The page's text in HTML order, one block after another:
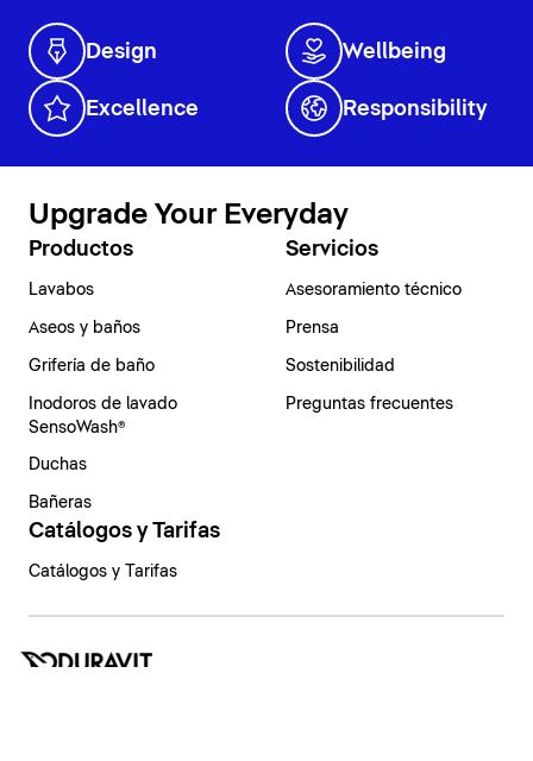
Design Wellbeing
Excellence Responsibility
Upgrade Your Everyday
Productos
Lavabos
Aseos y baños
Grifería de baño
Inodoros de lavado
SensoWash®
Duchas
Bañeras
Servicios
Asesoramiento técnico
Prensa
Sostenibilidad
Preguntas frecuentes
Catálogos y Tarifas
Catálogos y Tarifas